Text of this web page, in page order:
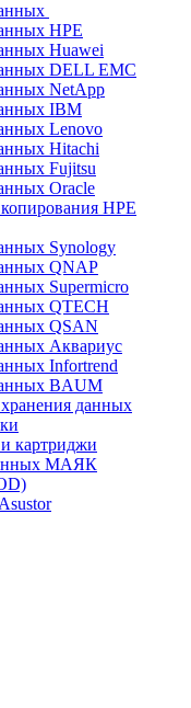
HPE
Huawei
DELL EMC
NetApp
IBM
Lenovo
Hitachi
Fujitsu
Oracle
HPE
Synology
QNAP
Supermicro
QTECH
QSAN
Аквариус
Infortrend
BAUM
данных
картриджи
МАЯК